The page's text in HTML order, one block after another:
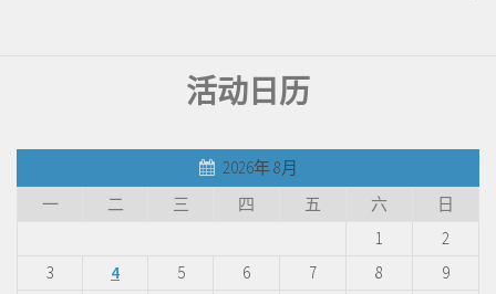
活动日历
2026年 8月
一
二 三 四 五 六
日
1
2
3
4 5 6 7 8
9